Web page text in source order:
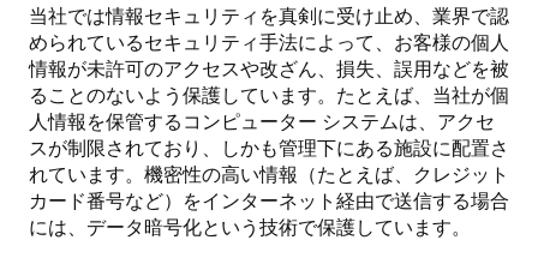
当社では情報セキュリティを真剣に受け止め、業界で認
められているセキュリティ手法によって、お客様の個人
情報が未許可のアクセスや改ざん、損失、誤用などを被
ることのないよう保護しています。たとえば、当社が個
人情報を保管するコンピューター システムは、アクセ
スが制限されており、しかも管理下にある施設に配置さ
れています。機密性の高い情報（たとえば、クレジット
カード番号など）をインターネット経由で送信する場合
には、データ暗号化という技術で保護しています。